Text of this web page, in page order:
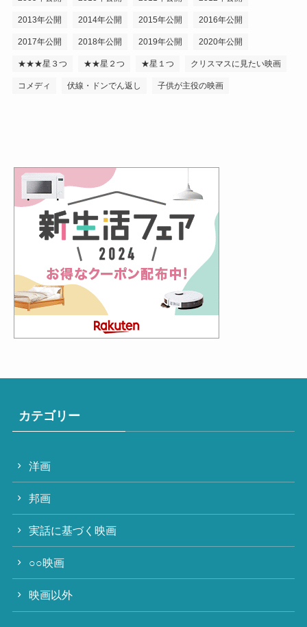
2013年公開 2014年公開 2015年公開 2016年公開
2017年公開 2018年公開 2019年公開 2020年公開
★★★星３つ ★★星２つ ★星１つ クリスマスに見たい映画
コメディ 伏線・ドンでん返し 子供が主役の映画
カテゴリー
洋画
邦画
実話に基づく映画
○○映画
映画以外